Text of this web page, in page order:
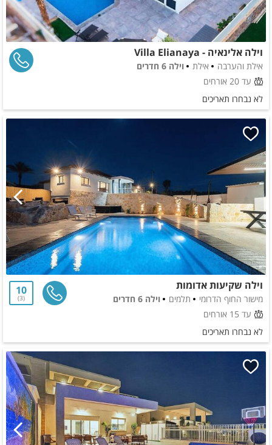
וילה אלינאיה - Villa Elianaya
אילת והערבה אילת
וילה 6 חדרים
עד 20 אורחים
לא נבחרו תאריכים
וילה שקיעות אדומות
מישור החוף הדרומי תלמים
וילה 6 חדרים
עד 15 אורחים
10
3
לא נבחרו תאריכים